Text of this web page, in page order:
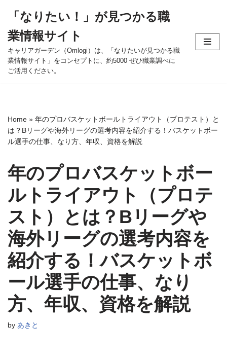
ン
テ
ン
ツ
ッ
プ
「なりたい！」が見つかる職
業情報サイト
キャリアガーデン（Omlogi）は、「なりたいが見つかる職
業情報サイト」をコンセプトに、約5000 ぜひ職業調べに
ご活用ください。
Home » 年のプロバスケットボールトライアウト（プロテスト）と
は？Bリーグや海外リーグの選考内容を紹介する！バスケットボー
ル選手の仕事、なり方、年収、資格を解説
年のプロバスケットボー
ルトライアウト（プロテ
スト）とは？Bリーグや
海外リーグの選考内容を
紹介する！バスケットボ
ール選手の仕事、なり
方、年収、資格を解説
by あきと